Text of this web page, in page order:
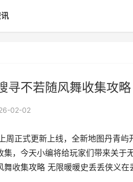
寻不若随风舞收集攻
02-02
周正式更新上线，全新地图丹青
，今天小编将给玩家们带来关于
舞收集攻略 无限暖暖史丢丢侠义在